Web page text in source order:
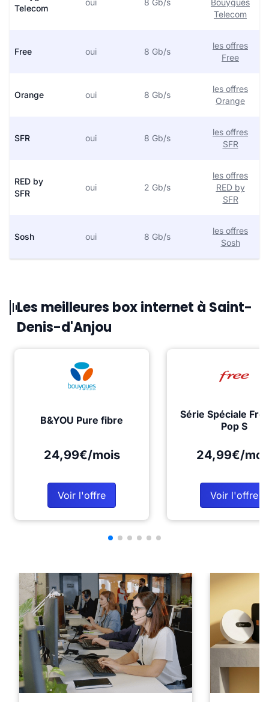
Telecom
oui 8 Gb/s
Bouygues
Telecom
Free oui 8 Gb/s
les offres
Free
Orange oui 8 Gb/s
les offres
Orange
SFR oui 8 Gb/s
les offres
SFR
RED by
SFR
oui 2 Gb/s
les offres
RED by
SFR
Sosh oui 8 Gb/s
les offres
Sosh
Les meilleures box internet à Saint-
Denis-d'Anjou
B&YOU Pure fibre
24,99€/mois
Voir l'offre
Série Spéciale
Pop S
24,99€/
Voir l'offre